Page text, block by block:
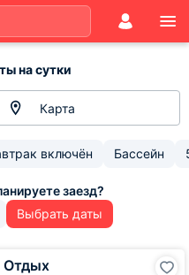
на сутки
Карта
включён Бассейн
Выбрать даты
Отдых